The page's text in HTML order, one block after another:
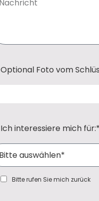
Optional Foto vom
Ich interessiere mich
Bitte rufen Sie mich zurück